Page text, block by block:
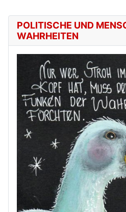
POLITISCHE UND
WAHRHEITEN